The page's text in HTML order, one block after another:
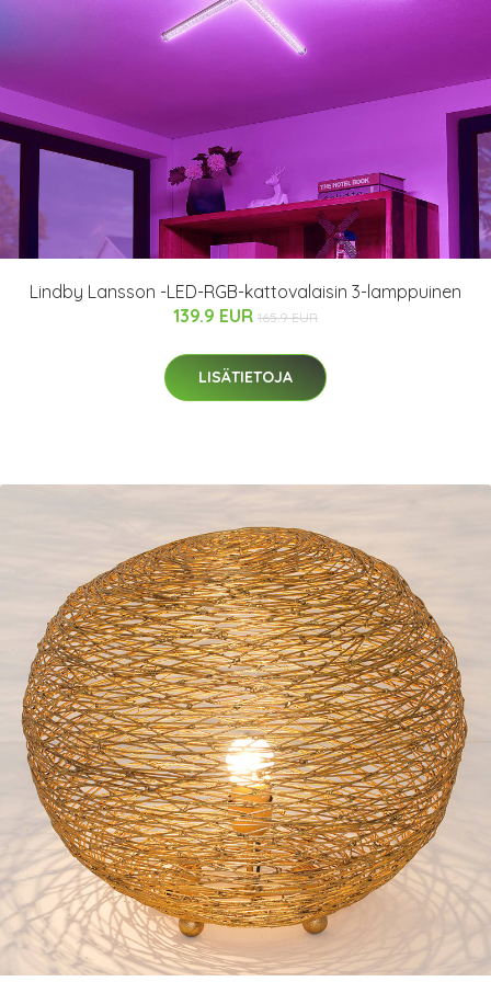
Lindby Lansson -LED-RGB-kattovalaisin 3-lamppuinen
139.9 EUR 165.9 EUR
LISÄTIETOJA